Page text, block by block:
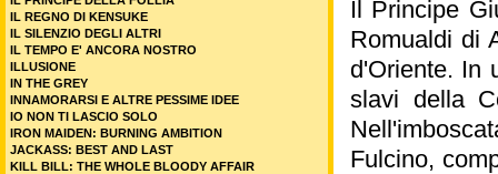
Il Principe
Romualdi di
d'Oriente. In
slavi della
Fulcino,
IL REGNO DI KENSUKE
IL SILENZIO DEGLI ALTRI
IL TEMPO E' ANCORA NOSTRO
ILLUSIONE
IN THE GREY
INNAMORARSI E ALTRE PESSIME IDEE
IO NON TI LASCIO SOLO
IRON MAIDEN: BURNING AMBITION
JACKASS: BEST AND LAST
KILL BILL: THE WHOLE BLOODY AFFAIR